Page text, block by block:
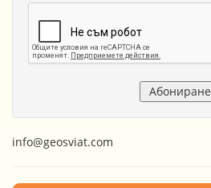
info@geosviat.com